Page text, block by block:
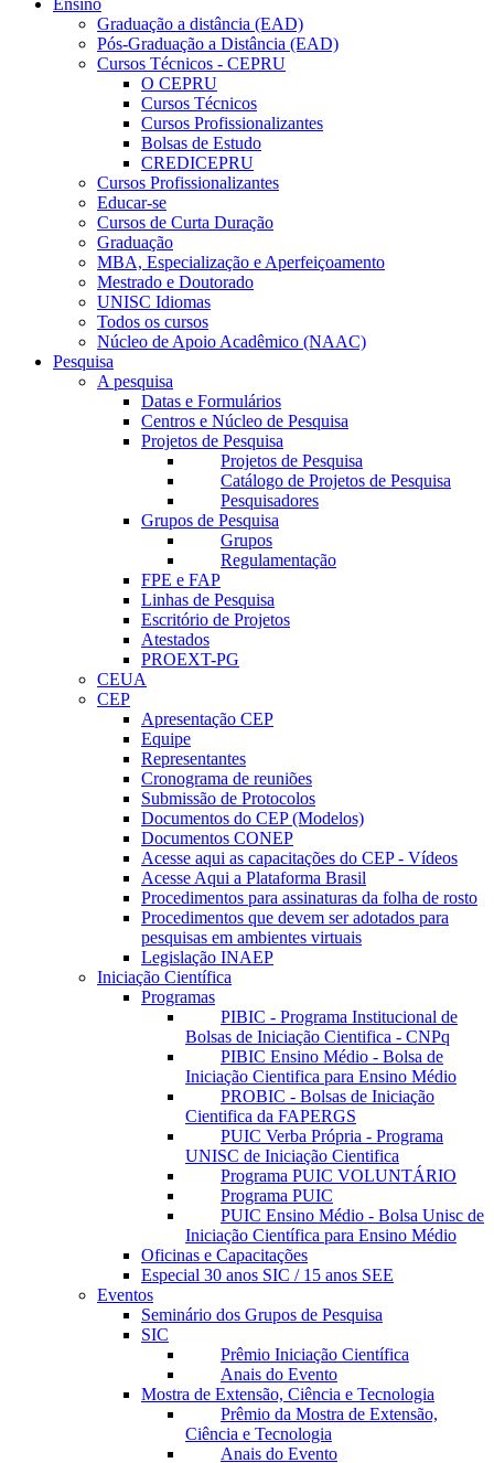
Ensino
Graduação a distância (EAD)
Pós-Graduação a Distância (EAD)
Cursos Técnicos - CEPRU
O CEPRU
Cursos Técnicos
Cursos Profissionalizantes
Bolsas de Estudo
CREDICEPRU
Cursos Profissionalizantes
Educar-se
Cursos de Curta Duração
Graduação
MBA, Especialização e Aperfeiçoamento
Mestrado e Doutorado
UNISC Idiomas
Todos os cursos
Núcleo de Apoio Acadêmico (NAAC)
Pesquisa
A pesquisa
Datas e Formulários
Centros e Núcleo de Pesquisa
Projetos de Pesquisa
Projetos de Pesquisa
Catálogo de Projetos de Pesquisa
Pesquisadores
Grupos de Pesquisa
Grupos
Regulamentação
FPE e FAP
Linhas de Pesquisa
Escritório de Projetos
Atestados
PROEXT-PG
CEUA
CEP
Apresentação CEP
Equipe
Representantes
Cronograma de reuniões
Submissão de Protocolos
Documentos do CEP (Modelos)
Documentos CONEP
Acesse aqui as capacitações do CEP - Vídeos
Acesse Aqui a Plataforma Brasil
Procedimentos para assinaturas da folha de rosto
Procedimentos que devem ser adotados para
pesquisas em ambientes virtuais
Legislação INAEP
Iniciação Científica
Programas
PIBIC - Programa Institucional de
Bolsas de Iniciação Cientifica - CNPq
PIBIC Ensino Médio - Bolsa de
Iniciação Cientifica para Ensino Médio
PROBIC - Bolsas de Iniciação
Cientifica da FAPERGS
PUIC Verba Própria - Programa
UNISC de Iniciação Cientifica
Programa PUIC VOLUNTÁRIO
Programa PUIC
PUIC Ensino Médio - Bolsa Unisc de
Iniciação Científica para Ensino Médio
Oficinas e Capacitações
Especial 30 anos SIC / 15 anos SEE
Eventos
Seminário dos Grupos de Pesquisa
SIC
Prêmio Iniciação Científica
Anais do Evento
Mostra de Extensão, Ciência e Tecnologia
Prêmio da Mostra de Extensão,
Ciência e Tecnologia
Anais do Evento